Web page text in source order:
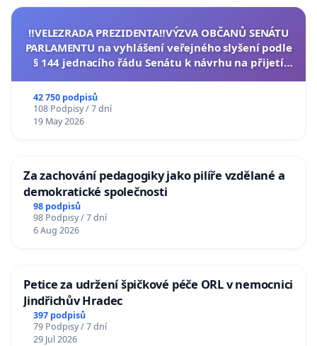
‼️VELEZRADA PREZIDENTA‼️VÝZVA OBČANŮ SENÁTU
PARLAMENTU na vyhlášení veřejného slyšení podle
§ 144 jednacího řádu Senátu k návrhu na přijetí
42 750 podpisů
108 Podpisy / 7 dní
19 May 2026
Za zachování pedagogiky jako pilíře vzdělané a
demokratické společnosti
98 podpisů
98 Podpisy / 7 dní
6 Aug 2026
Petice za udržení špičkové péče ORL v nemocnici
Jindřichův Hradec
397 podpisů
79 Podpisy / 7 dní
29 Jul 2026